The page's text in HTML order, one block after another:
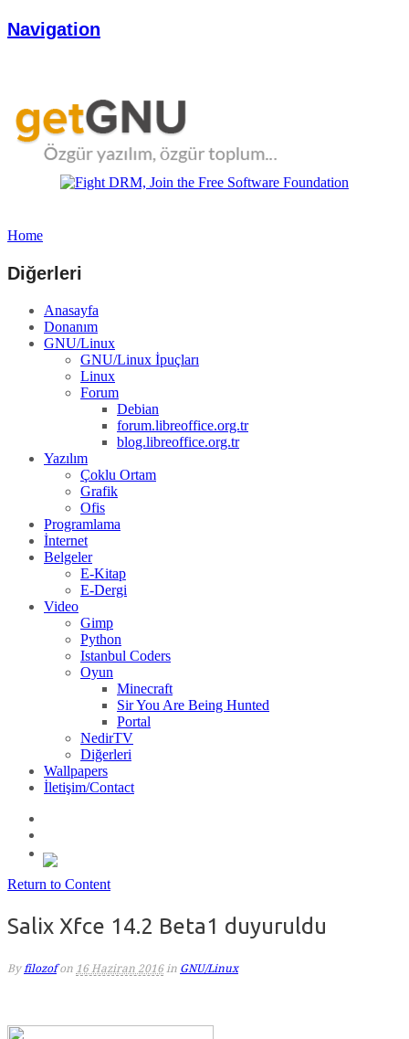
Navigation
Home
Diğerleri
Anasayfa
Donanım
GNU/Linux
GNU/Linux İpuçları
Linux
Forum
Debian
forum.libreoffice.org.tr
blog.libreoffice.org.tr
Yazılım
Çoklu Ortam
Grafik
Ofis
Programlama
İnternet
Belgeler
E-Kitap
E-Dergi
Video
Gimp
Python
Istanbul Coders
Oyun
Minecraft
Sir You Are Being Hunted
Portal
NedirTV
Diğerleri
Wallpapers
İletişim/Contact
Return to Content
Salix Xfce 14.2 Beta1 duyuruldu
By filozof on 16 Haziran 2016 in GNU/Linux